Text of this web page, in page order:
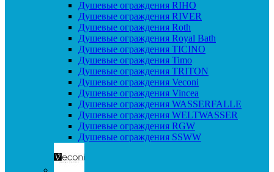
Душевые ограждения RIHO
Душевые ограждения RIVER
Душевые ограждения Roth
Душевые ограждения Royal Bath
Душевые ограждения TICINO
Душевые ограждения Timo
Душевые ограждения TRITON
Душевые ограждения Veconi
Душевые ограждения Vincea
Душевые ограждения WASSERFALLE
Душевые ограждения WELTWASSER
Душевые ограждения RGW
Душевые ограждения SSWW